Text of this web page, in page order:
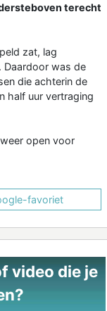
terecht
zat, lag
was de
die achterin de
half uur vertraging
open voor
favoriet
video die je